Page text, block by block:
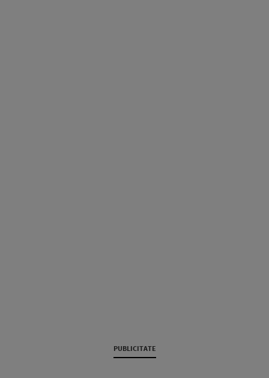
PUBLICITATE